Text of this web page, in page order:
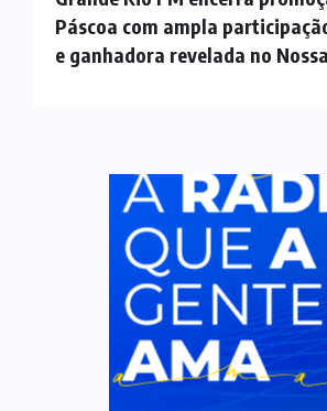
Páscoa com ampla
e ganhadora revelada no